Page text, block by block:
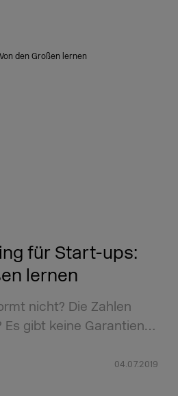
für Start-ups:
lernen
nicht? Die Zahlen
Es gibt keine Garantien…
04.07.2019